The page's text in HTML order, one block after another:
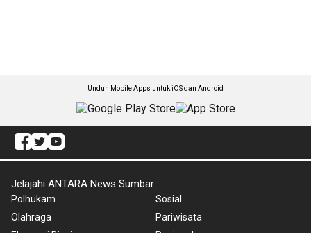
Unduh Mobile Apps untuk iOS dan Android
Jelajahi ANTARA News Sumbar
Polhukam
Olahraga
Sosial
Pariwisata